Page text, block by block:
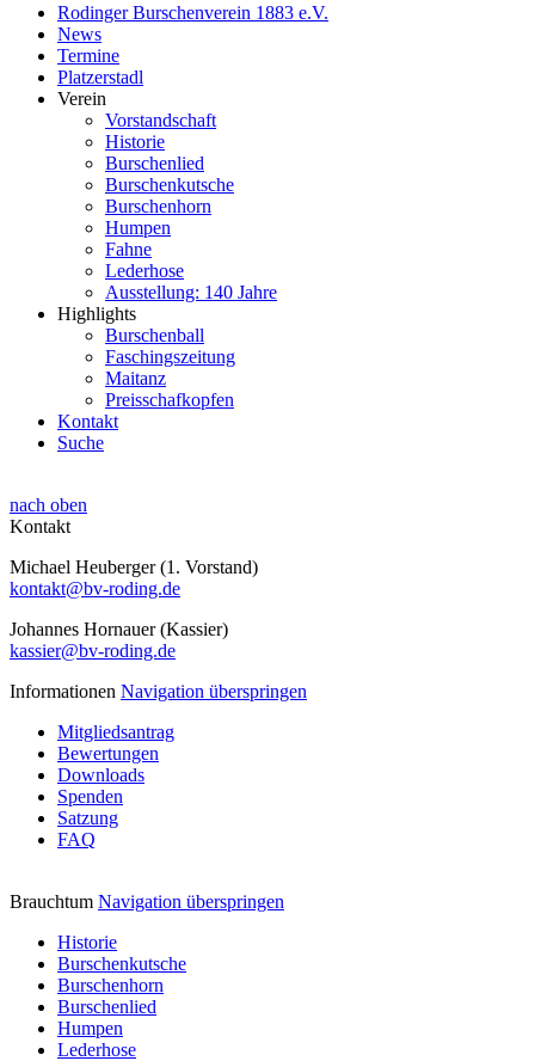
Rodinger Burschenverein 1883 e.V.
News
Termine
Platzerstadl
Verein
Vorstandschaft
Historie
Burschenlied
Burschenkutsche
Burschenhorn
Humpen
Fahne
Lederhose
Ausstellung: 140 Jahre
Highlights
Burschenball
Faschingszeitung
Maitanz
Preisschafkopfen
Kontakt
Suche
nach oben
Kontakt
Michael Heuberger (1. Vorstand)
kontakt@bv-roding.de
Johannes Hornauer (Kassier)
kassier@bv-roding.de
Informationen Navigation überspringen
Mitgliedsantrag
Bewertungen
Downloads
Spenden
Satzung
FAQ
Brauchtum Navigation überspringen
Historie
Burschenkutsche
Burschenhorn
Burschenlied
Humpen
Lederhose